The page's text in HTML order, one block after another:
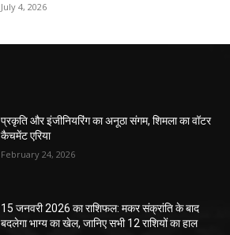
July 4, 2026
प्रकृति और इंजीनियरिंग का अनूठा संगम, शिमला का वॉटर
कैचमेंट एरिया
February 24, 2026
15 जनवरी 2026 का राशिफल: मकर संक्रांति के बाद
बदलेगा भाग्य का खेल, जानिए सभी 12 राशियों का हाल